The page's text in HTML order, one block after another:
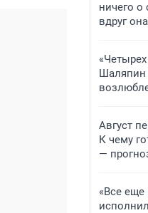
ничего о
вдруг
Шаляпин
Август
К чему
—
«Все еще